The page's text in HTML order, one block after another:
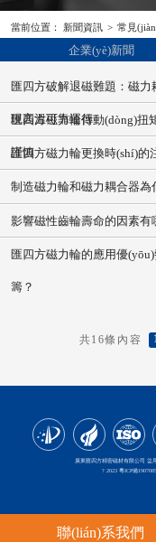
當前位置： 新聞資訊 > 常見
企業(yè)新聞
匯四方破解退磁難題：磁力
現高溫可靠運行
匯四方磁力輪傳動(dòng)扭
謹慎
匯四方磁力輪更換時(shí)的
制造磁力輪和磁力耦合器為什
影響磁性齒輪壽命的因素有
匯四方磁力輪的應用優(yōu)
籌？
共16條內容
廣東匯四方精密磁材有限公司 盜
? 2023 粵ICP備
聯(lián)系我們